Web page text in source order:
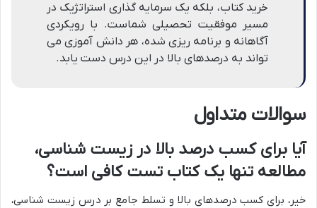
خرید کتاب، بلکه یک سرمایه گذاری استراتژیک در
مسیر موفقیت تحصیلی شماست. با رویکردی
آگاهانه و برنامه ریزی شده، هر دانش آموزی می
تواند به درصدهای بالا در این درس دست یابد.
سوالات متداول
آیا برای کسب درصد بالا در زیست شناسی،
مطالعه تنها یک کتاب تست کافی است؟
خیر، برای کسب درصدهای بالا و تسلط جامع بر درس زیست شناسی،